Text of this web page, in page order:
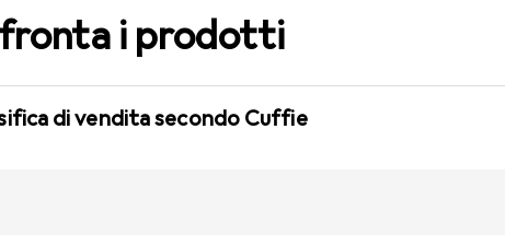
i prodotti
di vendita secondo Cuffie